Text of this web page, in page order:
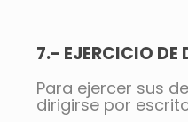
7.- EJERCICIO DE
Para ejercer sus
dirigirse por